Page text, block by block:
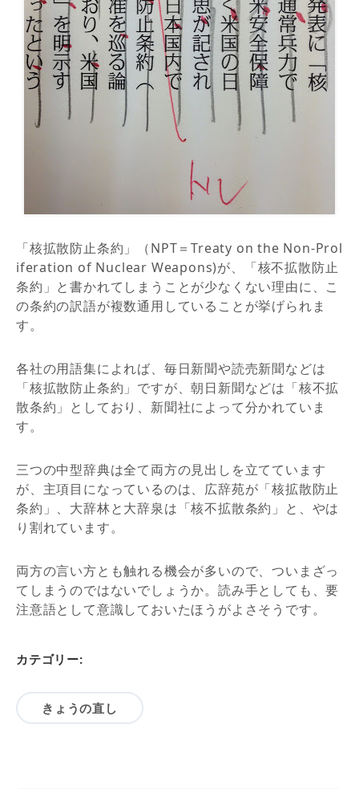
「核拡散防止条約」（NPT＝Treaty on the Non-Prol
iferation of Nuclear Weapons)が、「核不拡散防止
条約」と書かれてしまうことが少なくない理由に、こ
の条約の訳語が複数通用していることが挙げられま
す。
各社の用語集によれば、毎日新聞や読売新聞などは
「核拡散防止条約」ですが、朝日新聞などは「核不拡
散条約」としており、新聞社によって分かれていま
す。
三つの中型辞典は全て両方の見出しを立てています
が、主項目になっているのは、広辞苑が「核拡散防止
条約」、大辞林と大辞泉は「核不拡散条約」と、やは
り割れています。
両方の言い方とも触れる機会が多いので、ついまざっ
てしまうのではないでしょうか。読み手としても、要
注意語として意識しておいたほうがよさそうです。
カテゴリー:
きょうの直し